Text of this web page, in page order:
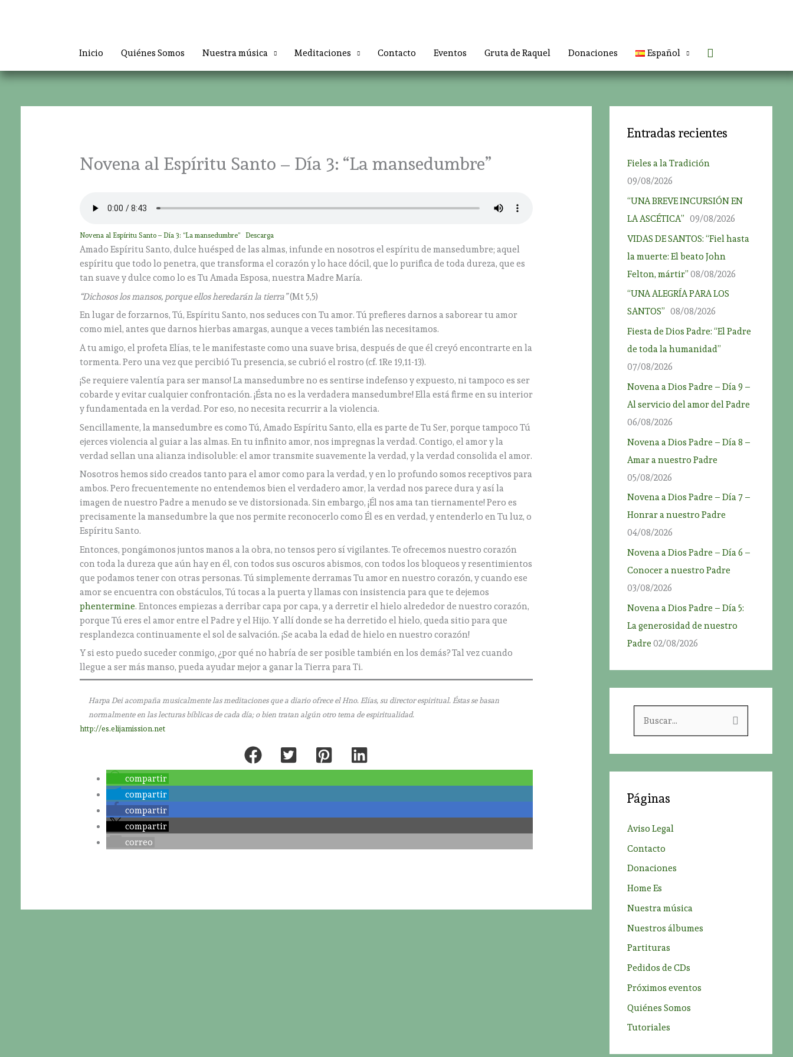
Inicio
Quiénes Somos Nuestra música Meditaciones Contacto Eventos Gruta de Raquel Donaciones Español Buscar
Novena al Espíritu Santo – Día 3: “La mansedumbre”
Novena al Espíritu Santo – Día 3: “La mansedumbre” Descarga
Amado Espíritu Santo, dulce huésped de las almas, infunde en nosotros el espíritu de mansedumbre; aquel
espíritu que todo lo penetra, que transforma el corazón y lo hace dócil, que lo purifica de toda dureza, que es
tan suave y dulce como lo es Tu Amada Esposa, nuestra Madre María.
“Dichosos los mansos, porque ellos heredarán la tierra”(Mt 5,5)
En lugar de forzarnos, Tú, Espíritu Santo, nos seduces con Tu amor. Tú prefieres darnos a saborear tu amor
como miel, antes que darnos hierbas amargas, aunque a veces también las necesitamos.
A tu amigo, el profeta Elías, te le manifestaste como una suave brisa, después de que él creyó encontrarte en la
tormenta. Pero una vez que percibió Tu presencia, se cubrió el rostro (cf. 1Re 19,11-13).
¡Se requiere valentía para ser manso! La mansedumbre no es sentirse indefenso y expuesto, ni tampoco es ser
cobarde y evitar cualquier confrontación. ¡Ésta no es la verdadera mansedumbre! Ella está firme en su interior
y fundamentada en la verdad. Por eso, no necesita recurrir a la violencia.
Sencillamente, la mansedumbre es como Tú, Amado Espíritu Santo, ella es parte de Tu Ser, porque tampoco Tú
ejerces violencia al guiar a las almas. En tu infinito amor, nos impregnas la verdad. Contigo, el amor y la
verdad sellan una alianza indisoluble: el amor transmite suavemente la verdad, y la verdad consolida el amor.
Nosotros hemos sido creados tanto para el amor como para la verdad, y en lo profundo somos receptivos para
ambos. Pero frecuentemente no entendemos bien el verdadero amor, la verdad nos parece dura y así la
imagen de nuestro Padre a menudo se ve distorsionada. Sin embargo, ¡Él nos ama tan tiernamente! Pero es
precisamente la mansedumbre la que nos permite reconocerlo como Él es en verdad, y entenderlo en Tu luz, o
Espíritu Santo.
Entonces, pongámonos juntos manos a la obra, no tensos pero sí vigilantes. Te ofrecemos nuestro corazón
con toda la dureza que aún hay en él, con todos sus oscuros abismos, con todos los bloqueos y resentimientos
que podamos tener con otras personas. Tú simplemente derramas Tu amor en nuestro corazón, y cuando ese
amor se encuentra con obstáculos, Tú tocas a la puerta y llamas con insistencia para que te dejemos
phentermine. Entonces empiezas a derribar capa por capa, y a derretir el hielo alrededor de nuestro corazón,
porque Tú eres el amor entre el Padre y el Hijo. Y allí donde se ha derretido el hielo, queda sitio para que
resplandezca continuamente el sol de salvación. ¡Se acaba la edad de hielo en nuestro corazón!
Y si esto puedo suceder conmigo, ¿por qué no habría de ser posible también en los demás? Tal vez cuando
llegue a ser más manso, pueda ayudar mejor a ganar la Tierra para Ti.
Harpa Dei acompaña musicalmente las meditaciones que a diario ofrece el Hno. Elías, su director espiritual. Éstas se basan
normalmente en las lecturas bíblicas de cada día; o bien tratan algún otro tema de espiritualidad.
http://es.elijamission.net
compartir
compartir
compartir
compartir
correo
Entradas recientes
Fieles a la Tradición
09/08/2026
“UNA BREVE INCURSIÓN EN
LA ASCÉTICA” 09/08/2026
VIDAS DE SANTOS: “Fiel hasta
la muerte: El beato John
Felton, mártir” 08/08/2026
“UNA ALEGRÍA PARA LOS
SANTOS” 08/08/2026
Fiesta de Dios Padre: “El Padre
de toda la humanidad”
07/08/2026
Novena a Dios Padre – Día 9 –
Al servicio del amor del Padre
06/08/2026
Novena a Dios Padre – Día 8 –
Amar a nuestro Padre
05/08/2026
Novena a Dios Padre – Día 7 –
Honrar a nuestro Padre
04/08/2026
Novena a Dios Padre – Día 6 –
Conocer a nuestro Padre
03/08/2026
Novena a Dios Padre – Día 5:
La generosidad de nuestro
Padre 02/08/2026
r
:
Páginas
Aviso Legal
Contacto
Donaciones
Home Es
Nuestra música
Nuestros álbumes
Partituras
Pedidos de CDs
Próximos eventos
Quiénes Somos
Tutoriales